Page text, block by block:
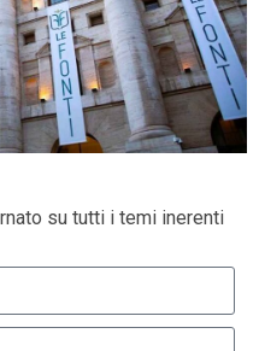
su tutti i temi inerenti